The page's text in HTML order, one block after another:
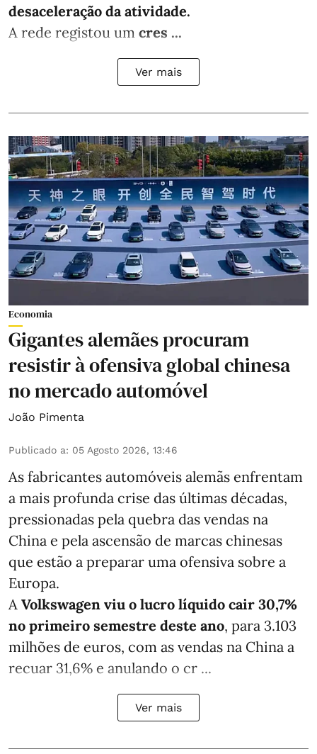
desaceleração da atividade.
A rede registou um cres ...
Ver mais
Economia
Gigantes alemães procuram
resistir à ofensiva global chinesa
no mercado automóvel
João Pimenta
Publicado a: 05 Agosto 2026, 13:46
As fabricantes automóveis alemãs enfrentam
a mais profunda crise das últimas décadas,
pressionadas pela quebra das vendas na
China e pela ascensão de marcas chinesas
que estão a preparar uma ofensiva sobre a
Europa.
A Volkswagen viu o lucro líquido cair 30,7%
no primeiro semestre deste ano, para 3.103
milhões de euros, com as vendas na China a
recuar 31,6% e anulando o cr ...
Ver mais